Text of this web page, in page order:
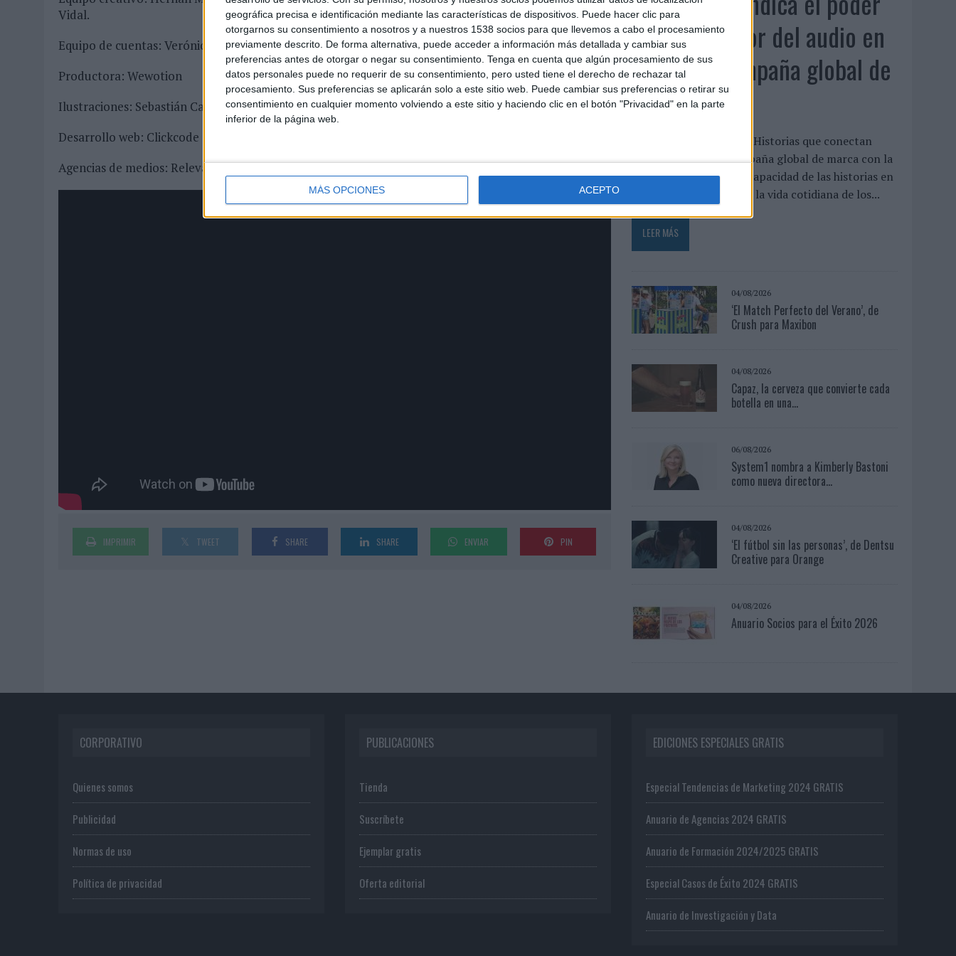
geográfica precisa e identificación mediante las características de dispositivos. Puede hacer clic para
otorgarnos su consentimiento a nosotros y a nuestros 1538 socios para que llevemos a cabo el procesamiento
previamente descrito. De forma alternativa, puede acceder a información más detallada y cambiar sus
preferencias antes de otorgar o negar su consentimiento. Tenga en cuenta que algún procesamiento de sus
datos personales puede no requerir de su consentimiento, pero usted tiene el derecho de rechazar tal
procesamiento. Sus preferencias se aplicarán solo a este sitio web. Puede cambiar sus preferencias o retirar su
consentimiento en cualquier momento volviendo a este sitio y haciendo clic en el botón "Privacidad" en la parte
inferior de la página web.
MÁS OPCIONES ACEPTO
Vidal.
Equipo de cuentas: Verónica Fiz y Verónica González
Productora: Wewotion
Ilustraciones: Sebastián Casanova
Desarrollo web: Clickcode
Agencias de medios: Relevantium y Tradespotting
IMPRIMIR TWEET SHARE SHARE ENVIAR PIN
transformador del audio en
su nueva campaña global de
marca
Audible ha presentado ‘Historias que conectan
contigo’, su nueva campaña global de marca con la
que pone el foco en la capacidad de las historias en
audio para transformar la vida cotidiana de los...
LEER MÁS
04/08/2026
‘El Match Perfecto del Verano’, de
Crush para Maxibon
04/08/2026
Capaz, la cerveza que convierte cada
botella en una...
06/08/2026
System1 nombra a Kimberly Bastoni
como nueva directora...
04/08/2026
‘El fútbol sin las personas’, de Dentsu
Creative para Orange
04/08/2026
Anuario Socios para el Éxito 2026
CORPORATIVO
Quienes somos
Publicidad
Normas de uso
Política de privacidad
PUBLICACIONES
Tienda
Suscríbete
Ejemplar gratis
Oferta editorial
EDICIONES ESPECIALES GRATIS
Especial Tendencias de Marketing 2024 GRATIS
Anuario de Agencias 2024 GRATIS
Anuario de Formación 2024/2025 GRATIS
Especial Casos de Éxito 2024 GRATIS
Anuario de Investigación y Data